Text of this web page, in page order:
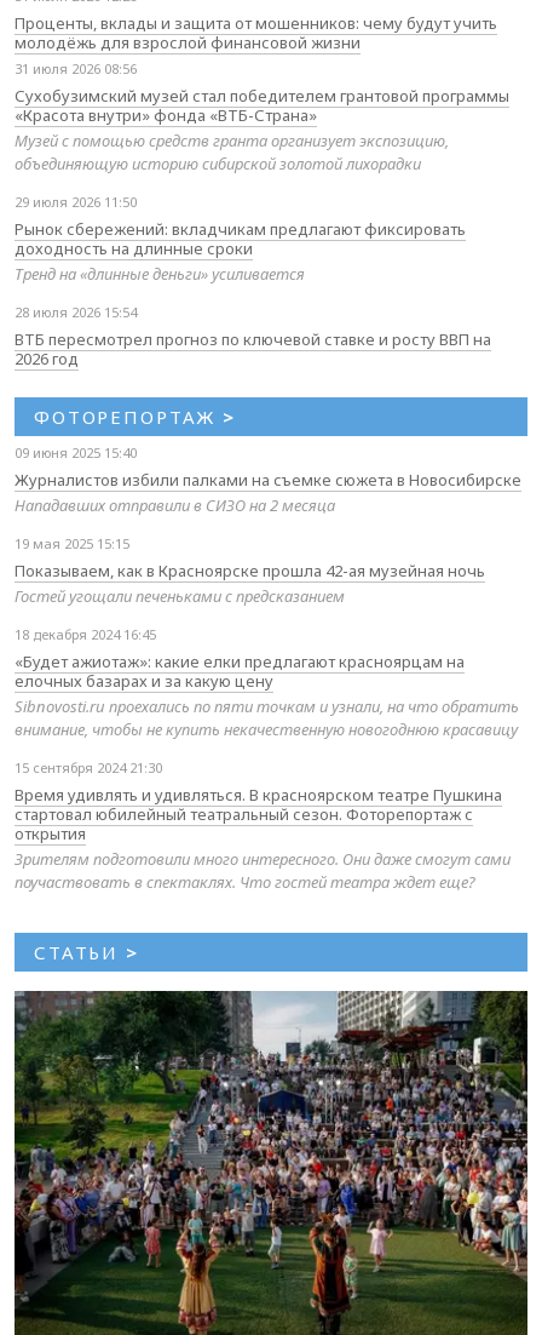
Проценты, вклады и защита от мошенников: чему будут учить
молодёжь для взрослой финансовой жизни
31 июля 2026 08:56
Сухобузимский музей стал победителем грантовой программы
«Красота внутри» фонда «ВТБ-Страна»
Музей с помощью средств гранта организует экспозицию,
объединяющую историю сибирской золотой лихорадки
29 июля 2026 11:50
Рынок сбережений: вкладчикам предлагают фиксировать
доходность на длинные сроки
Тренд на «длинные деньги» усиливается
28 июля 2026 15:54
ВТБ пересмотрел прогноз по ключевой ставке и росту ВВП на
2026 год
ФОТОРЕПОРТАЖ >
09 июня 2025 15:40
Журналистов избили палками на съемке сюжета в Новосибирске
Нападавших отправили в СИЗО на 2 месяца
19 мая 2025 15:15
Показываем, как в Красноярске прошла 42-ая музейная ночь
Гостей угощали печеньками с предсказанием
18 декабря 2024 16:45
«Будет ажиотаж»: какие елки предлагают красноярцам на
елочных базарах и за какую цену
Sibnovosti.ru проехались по пяти точкам и узнали, на что обратить
внимание, чтобы не купить некачественную новогоднюю красавицу
15 сентября 2024 21:30
Время удивлять и удивляться. В красноярском театре Пушкина
стартовал юбилейный театральный сезон. Фоторепортаж с
открытия
Зрителям подготовили много интересного. Они даже смогут сами
поучаствовать в спектаклях. Что гостей театра ждет еще?
СТАТЬИ >